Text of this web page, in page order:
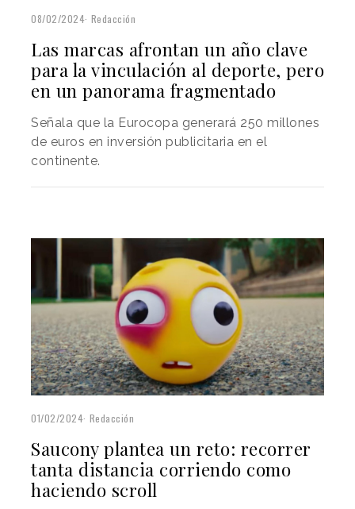
08/02/2024 Redacción
Las marcas afrontan un año clave
para la vinculación al deporte, pero
en un panorama fragmentado
Señala que la Eurocopa generará 250 millones
de euros en inversión publicitaria en el
continente.
01/02/2024 Redacción
Saucony plantea un reto: recorrer
tanta distancia corriendo como
haciendo scroll